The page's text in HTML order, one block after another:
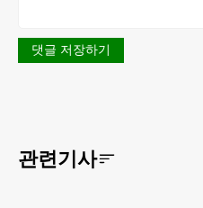
댓글 저장하기
관련기사